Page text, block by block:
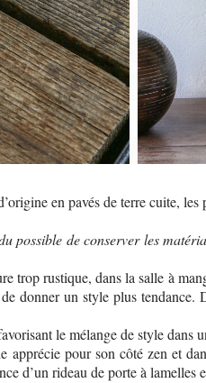
en pavés de terre cuite,
possible de conserver les
trop rustique, dans la salle à
donner un style plus
le mélange de style dans
apprécie pour son côté zen et
d’un rideau de porte à lamelles